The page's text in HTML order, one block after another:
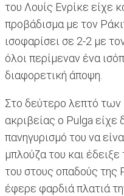
του Λουίς Ενρίκε είχε
προβάδισμα με τον
ισοφαρίσει σε 2-2 με
όλοι περίμεναν ένα
διαφορετική άποψη.
Στο δεύτερο λεπτό
ακριβείας ο Pulga
πανηγυρισμό του να
μπλούζα του και
του στους οπαδούς της
έφερε φαρδιά πλατιά